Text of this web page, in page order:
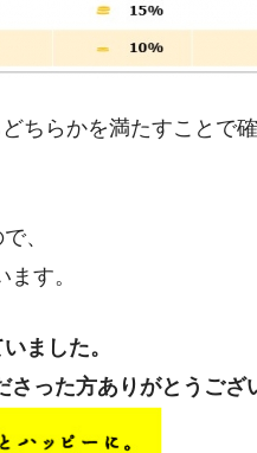
ちらかを満たすことで
、
す。
ました。
った方ありがとうござ